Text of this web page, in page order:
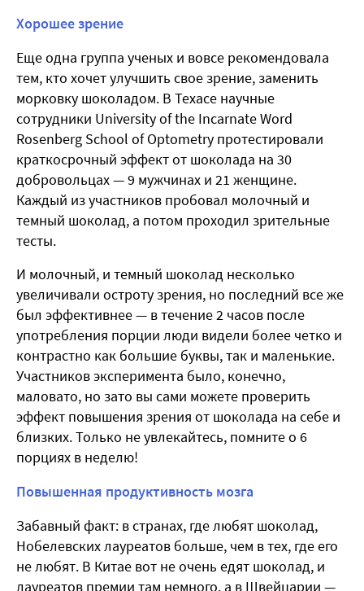
Хорошее зрение
Еще одна группа ученых и вовсе рекомендовала
тем, кто хочет улучшить свое зрение, заменить
морковку шоколадом. В Техасе научные
сотрудники University of the Incarnate Word
Rosenberg School of Optometry протестировали
краткосрочный эффект от шоколада на 30
добровольцах — 9 мужчинах и 21 женщине.
Каждый из участников пробовал молочный и
темный шоколад, а потом проходил зрительные
тесты.
И молочный, и темный шоколад несколько
увеличивали остроту зрения, но последний все же
был эффективнее — в течение 2 часов после
употребления порции люди видели более четко и
контрастно как большие буквы, так и маленькие.
Участников эксперимента было, конечно,
маловато, но зато вы сами можете проверить
эффект повышения зрения от шоколада на себе и
близких. Только не увлекайтесь, помните о 6
порциях в неделю!
Повышенная продуктивность мозга
Забавный факт: в странах, где любят шоколад,
Нобелевских лауреатов больше, чем в тех, где его
не любят. В Китае вот не очень едят шоколад, и
лауреатов премии там немного, а в Швейцарии —